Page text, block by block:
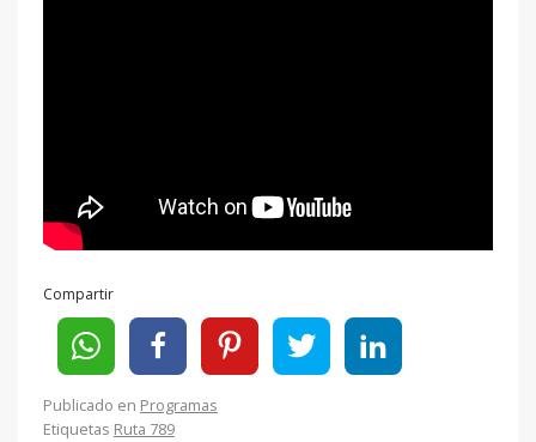
Compartir
Publicado en Programas
Etiquetas Ruta 789